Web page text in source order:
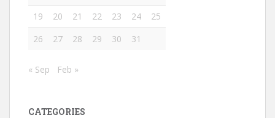
19
20 21 22 23 24
25
26
27 28 29 30 31
« Sep Feb »
CATEGORIES